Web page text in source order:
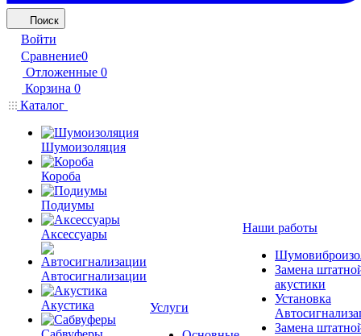
Поиск
Войти
Сравнение0
Отложенные 0
Корзина 0
Каталог
Шумоизоляция
Короба
Подиумы
Аксессуары
Автосигнализации
Акустика
Услуги
Наши работы
Замена
акустики
Установка
Замена